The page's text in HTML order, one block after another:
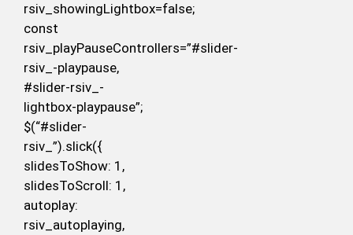
rsiv_showingLightbox=false;
const
rsiv_playPauseControllers=”#slider-
rsiv_-playpause,
#slider-rsiv_-
lightbox-playpause”;
$(“#slider-
rsiv_”).slick({
slidesToShow: 1,
slidesToScroll: 1,
autoplay:
rsiv_autoplaying,